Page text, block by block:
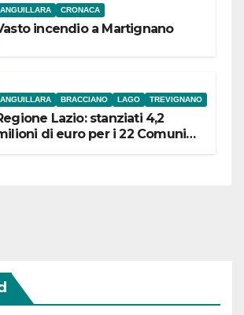
ANGUILLARA CRONACA
incendio a Martignano
ANGUILLARA BRACCIANO LAGO TREVIGNANO
Lazio: stanziati 4,2
di euro per i 22 Comuni